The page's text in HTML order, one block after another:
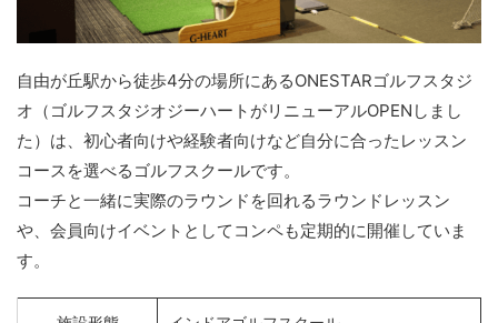
自由が丘駅から徒歩4分の場所にあるONESTARゴルフスタジ
オ（ゴルフスタジオジーハートがリニューアルOPENしまし
た）は、初心者向けや経験者向けなど自分に合ったレッスン
コースを選べるゴルフスクールです。
コーチと一緒に実際のラウンドを回れるラウンドレッスン
や、会員向けイベントとしてコンペも定期的に開催していま
す。